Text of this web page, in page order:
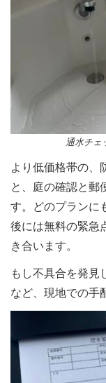
通水チェ
より低価格帯の、
と、庭の確認と郵
す。どのプランに
後には無料の緊急
き合います。
もし不具合を発見
など、現地での手